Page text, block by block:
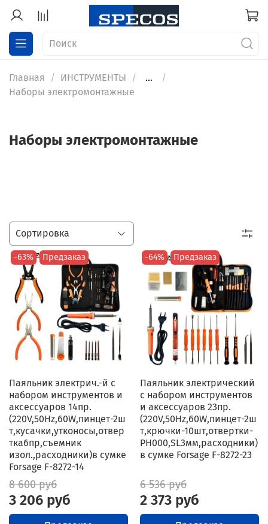
Главная ИНСТРУМЕНТЫ
...
Наборы электромонтажные
Наборы электромонтажные
-63% Предзаказ
Паяльник электрич.-й с
набором инструментов и
аксессуаров 14пр.
(220V,50Hz,60W,пинцет-2ш
т,кусачки,утконосы,отвер
тка6пр,съемник
изол.,расходники)в сумке
Forsage F-8272-14
8 600 руб
3 206 руб
-64% Предзаказ
Паяльник электрический
с набором инструментов
и аксессуаров 23пр.
(220V,50Hz,60W,пинцет-2ш
т,крючки-10шт,отвертки-
РН000,SL3мм,расходники)
в сумке Forsage F-8272-23
6 536 руб
2 373 руб